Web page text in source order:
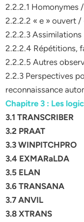
2.2.2.1 Homonymes
2.2.2.2 « e » ouvert /
2.2.2.3 Assimilations
2.2.2.4 Répétitions,
2.2.2.5 Autres
2.2.3 Perspectives
reconnaissance
Chapitre 3 : Les
3.1 TRANSCRIBER
3.2 PRAAT
3.3 WINPITCHPRO
3.4 EXMARaLDA
3.5 ELAN
3.6 TRANSANA
3.7 ANVIL
3.8 XTRANS